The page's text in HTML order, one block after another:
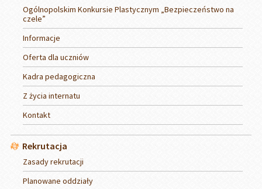
Ogólnopolskim Konkursie Plastycznym „Bezpieczeństwo na
czele”
Informacje
Oferta dla uczniów
Kadra pedagogiczna
Z życia internatu
Kontakt
Rekrutacja
Zasady rekrutacji
Planowane oddziały